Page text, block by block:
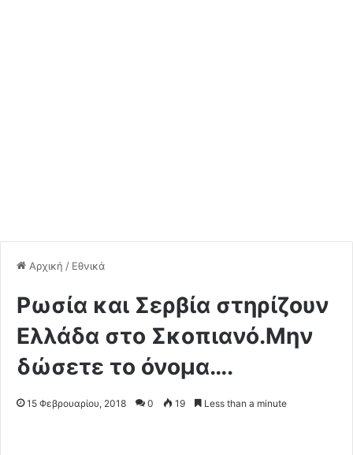
Αρχική / Εθνικά
Ρωσία και Σερβία στηρίζουν
Ελλάδα στο Σκοπιανό.Μην
δώσετε το όνομα….
15 Φεβρουαρίου, 2018 0 19 Less than a minute